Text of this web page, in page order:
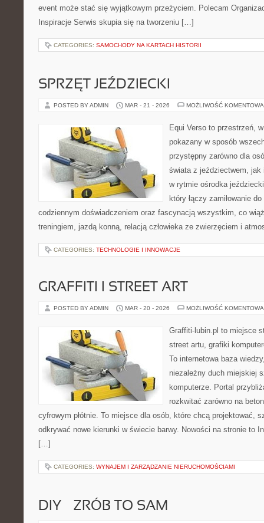
event może stać się wyjątkowym przeżyciem. Polecam
Inspiracje Serwis skupia się na tworzeniu […]
CATEGORIES: SAMOCHODY NA KARTACH HISTORII
SPRZĘT JEŹDZIECKI
POSTED BY ADMIN MAR - 21 - 2026 MOŻLIWOŚĆ
Equi Verso to przestrzeń,
pokazany w sposób
przystępny zarówno dla
świata z jeździectwem,
w rytmie ośrodka
który łączy zamiłowanie
codziennym doświadczeniem oraz fascynacją wszystkim, co
treningiem, jazdą konną, relacją człowieka ze zwierzęciem i
CATEGORIES: TECHNOLOGIE I INNOWACJE
GRAFFITI I STREET ART
POSTED BY ADMIN MAR - 20 - 2026 MOŻLIWOŚĆ
Graffiti-lubin.pl to miejsce
street artu, grafiki
To internetowa baza
niezależny duch miejskiej
komputerze. Portal
rozkwitać zarówno na
cyfrowym płótnie. To miejsce dla osób, które chcą projektować,
odkrywać nowe kierunki w świecie barwy. Nowości na stronie to
[…]
CATEGORIES: WYNAJEM I ZARZĄDZANIE NIERUCHOMOŚCIAMI
DIY – ZRÓB TO SAM